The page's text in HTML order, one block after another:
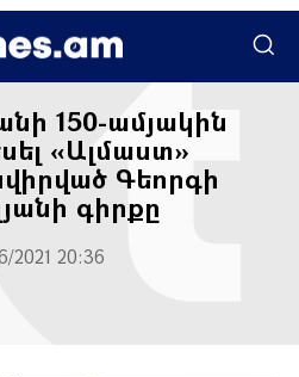
150-ամյակին
«Ալմաստ»
Գեորգի
գիրքը
2021 20:36